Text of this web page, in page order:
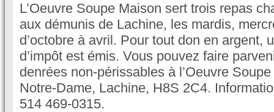
L’Oeuvre Soupe Maison sert trois repas
aux démunis de Lachine, les mardis,
d’octobre à avril. Pour tout don en argent,
d’impôt est émis. Vous pouvez faire
denrées non-périssables à l’Oeuvre
Notre-Dame, Lachine, H8S 2C4.
514 469-0315.